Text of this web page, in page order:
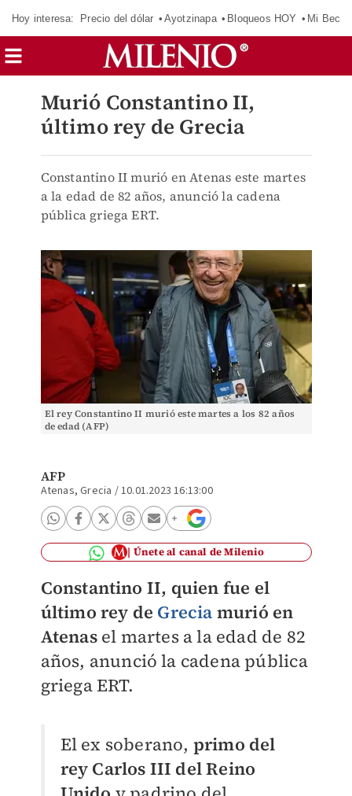
Hoy interesa: Precio del dólar Ayotzinapa Bloqueos HOY Mi Beca
Murió Constantino II,
último rey de Grecia
Constantino II murió en Atenas este martes
a la edad de 82 años, anunció la cadena
pública griega ERT.
El rey Constantino II murió este martes a los 82 años
de edad (AFP)
AFP
Atenas, Grecia /10.01.2023 16:13:00
Únete al canal de Milenio
Constantino II, quien fue el
último rey de Grecia murió en
Atenas el martes a la edad de 82
años, anunció la cadena pública
griega ERT.
El ex soberano, primo del
rey Carlos III del Reino